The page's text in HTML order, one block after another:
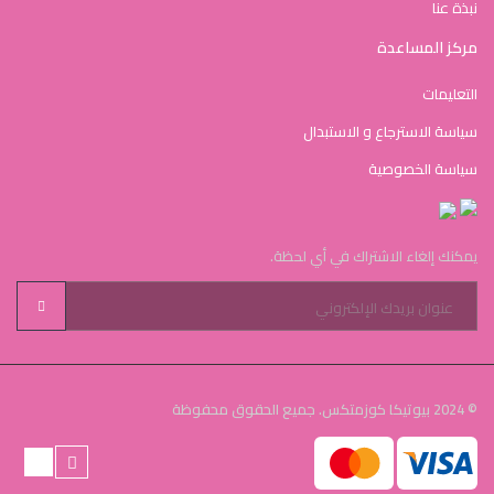
نبذة عنا
مركز المساعدة
التعليمات
سياسة الاسترجاع و الاستبدال
سياسة الخصوصية
يمكنك إلغاء الاشتراك في أي لحظة.
© 2024 بيوتيكا كوزمتكس. جميع الحقوق محفوظة